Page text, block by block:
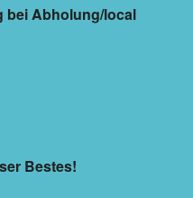
bei Abholung/local
Bestes!